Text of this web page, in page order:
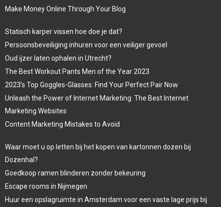
Make Money Online Through Your Blog
Statisch karper vissen hoe doe je dat?
Persoonsbeveiliging inhuren voor een veiliger gevoel
Oud ijzer laten ophalen in Utrecht?
The Best Workout Pants Men of the Year 2023
2023’s Top Goggles-Glasses: Find Your Perfect Pair Now
Unleash the Power of Internet Marketing: The Best Internet
Marketing Websites
Content Marketing Mistakes to Avoid
Waar moet u op letten bij het kopen van kartonnen dozen bij
Dozenhal?
Goedkoop ramen blinderen zonder bekeuring
Escape rooms in Nijmegen
Huur een opslagruimte in Amsterdam voor een vaste lage prijs bij